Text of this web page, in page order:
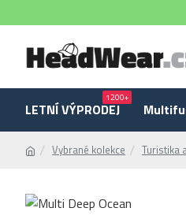
LETNÍ VÝPRODEJ
1200+
Vybrané kolekce Turistika